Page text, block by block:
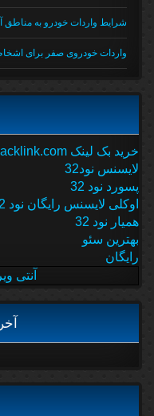
شرایط واردات خودرو به مناطق
واردات خودروی صفر برای اشخاص
خرید بک لینک behtarinbacklink.com
لایسنس نود32
پسورد نود 32
اوکلی لایسنس رایگان نود 32
همیار نود 32
بهترین سئو
رایگان
آنتی